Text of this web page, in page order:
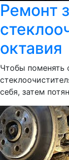
Ремонт
октавия
Чтобы
себя, затем